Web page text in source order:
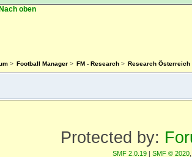
oben
> Football Manager> FM - Research> Research
Protected by:
SMF 2.0.19 | SMF © 2020